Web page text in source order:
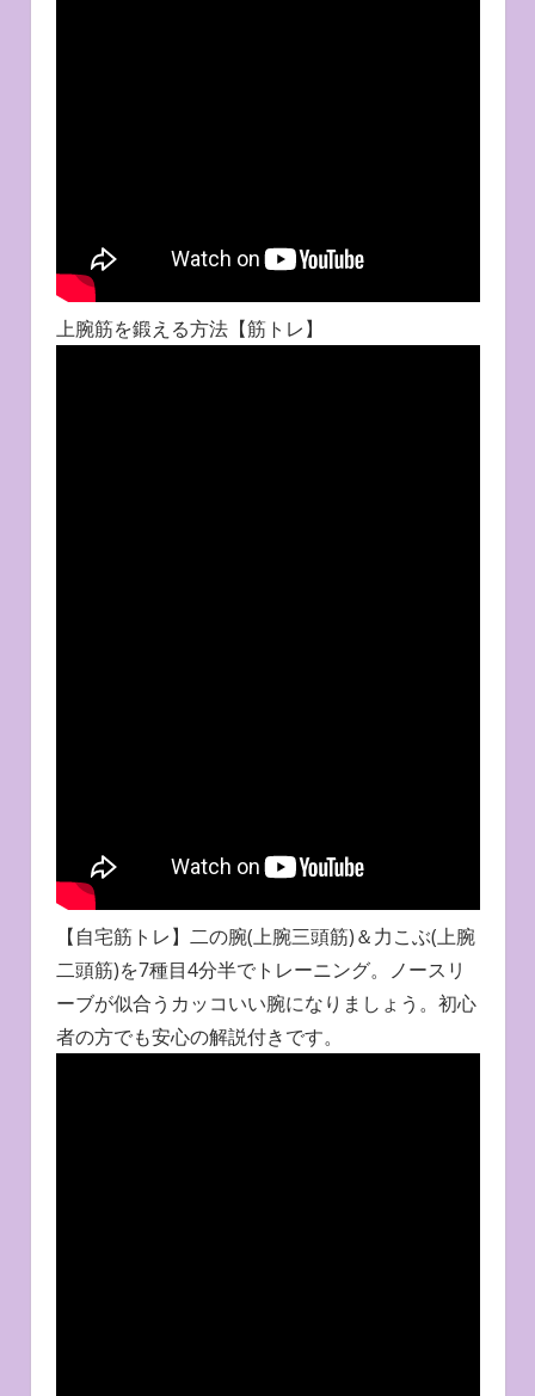
上腕筋を鍛える方法【筋トレ】
【自宅筋トレ】二の腕(上腕三頭筋)＆力こぶ(上腕
二頭筋)を7種目4分半でトレーニング。ノースリ
ーブが似合うカッコいい腕になりましょう。初心
者の方でも安心の解説付きです。